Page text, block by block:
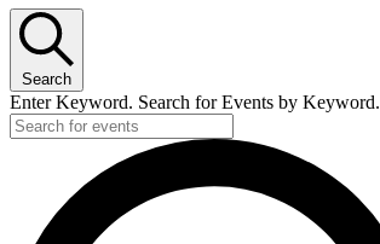
Search
Enter Keyword. Search for Events by Keyword.